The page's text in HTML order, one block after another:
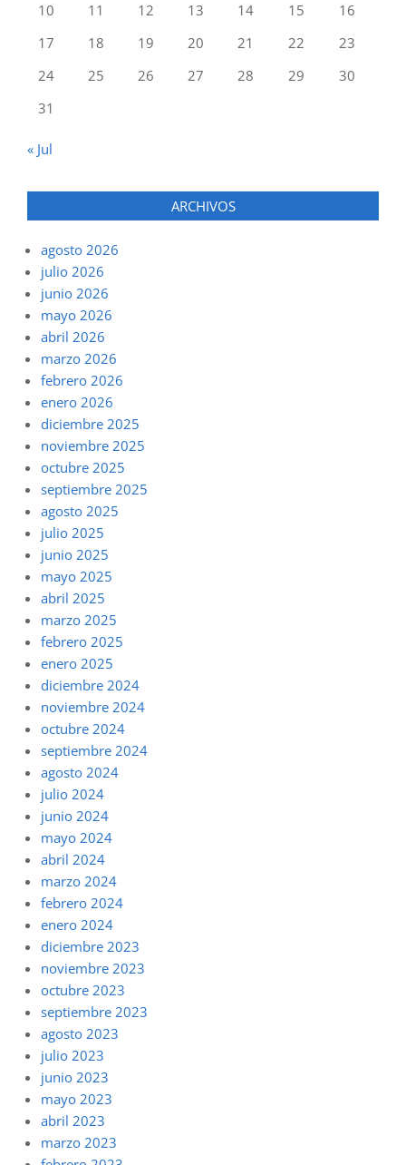
10
11 12 13 14 15
16
17
18 19 20 21 22
23
24
25 26 27 28 29
30
31
« Jul
ARCHIVOS
agosto 2026
julio 2026
junio 2026
mayo 2026
abril 2026
marzo 2026
febrero 2026
enero 2026
diciembre 2025
noviembre 2025
octubre 2025
septiembre 2025
agosto 2025
julio 2025
junio 2025
mayo 2025
abril 2025
marzo 2025
febrero 2025
enero 2025
diciembre 2024
noviembre 2024
octubre 2024
septiembre 2024
agosto 2024
julio 2024
junio 2024
mayo 2024
abril 2024
marzo 2024
febrero 2024
enero 2024
diciembre 2023
noviembre 2023
octubre 2023
septiembre 2023
agosto 2023
julio 2023
junio 2023
mayo 2023
abril 2023
marzo 2023